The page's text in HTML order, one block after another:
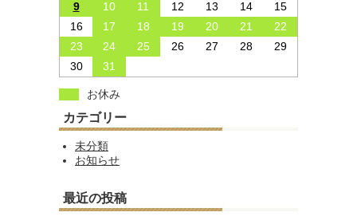
9
10 11 12 13 14
15
16
17 18 19 20 21
22
23
24 25 26 27 28
29
30
31
お休み
カテゴリー
未分類
お知らせ
最近の投稿